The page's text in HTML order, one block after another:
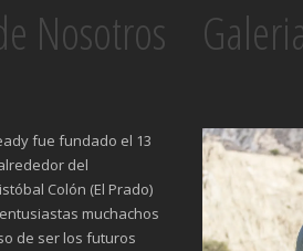
Nosotros
fue fundado el 13
del
Colón (El Prado)
muchachos
de ser los futuros